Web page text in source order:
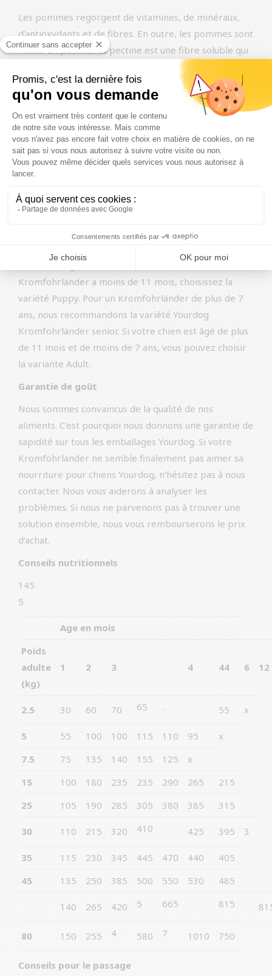
Les pommes regorgent de vitamines, de minéraux,
d’antioxydants et de fibres. En outre, les pommes sont
riches en pectine. La pectine est une fibre soluble qui
contribue à la santé de la flore intestinale. Elle
contribue également à l’appétence des croquettes et
les pommes sont peu caloriques.
Haute teneur en vitamines A et C. La vitamine A est
bénéfique pour la peau et le pelage et renforce le
système immunitaire. La vitamine C assure le
développement des muscles et des os pendant les
Chiot, adulte ou senior?
Pour vous aider à faire le bon choix entre nos variétés
utiliser les lignes directrices suivantes. Si votre
Kromfohrländer a moins de 11 mois, choisissez la
variété Puppy. Pour un Kromfohrländer de plus de 7
ans, nous recommandons la variété Yourdog
Kromfohrländer senior. Si votre chien est âgé de plus
de 11 mois et de moins de 7 ans, vous pouvez choisir
la variante Adult.
Garantie de goût
Nous sommes convaincus de la qualité de nos
aliments. C’est pourquoi nous donnons une garantie de
sapidité sur tous les emballages Yourdog. Si votre
Kromfohrländer ne semble finalement pas aimer sa
nourriture pour chiens Yourdog, n’hésitez pas à nous
contacter. Nous vous aiderons à analyser les
problèmes. Si nous ne parvenons pas à trouver une
solution ensemble, nous vous rembourserons le prix
d’achat.
Conseils nutritionnels
145
5
Age en mois
Poids
adulte
(kg)
1 2 3 4 44 6 12
2.5 30 60 70 65 . 55 x
5 55 100 100 115 110 95
x
7.5
75 135 140 155 125
x
15
100 180 235 235 290 265
215
25
105 190 285 305 380 385 315
30 110 215 320 410 425 395 3
35 115 230 345 445 470 440
405
45
135 250 385 500 550 530 485
140 265 420 5 665 815
80 150 255 4 580 7 1010 750
Conseils pour le passage